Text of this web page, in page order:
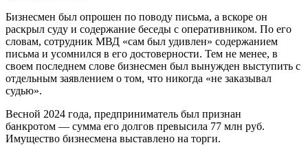
Бизнесмен был опрошен по поводу письма, а вскоре он
раскрыл суду и содержание беседы с оперативником. По его
словам, сотрудник МВД «сам был удивлен» содержанием
письма и усомнился в его достоверности. Тем не менее, в
своем последнем слове бизнесмен был вынужден выступить с
отдельным заявлением о том, что никогда «не заказывал
судью».
Весной 2024 года, предприниматель был признан
банкротом — сумма его долгов превысила 77 млн руб.
Имущество бизнесмена выставлено на торги.